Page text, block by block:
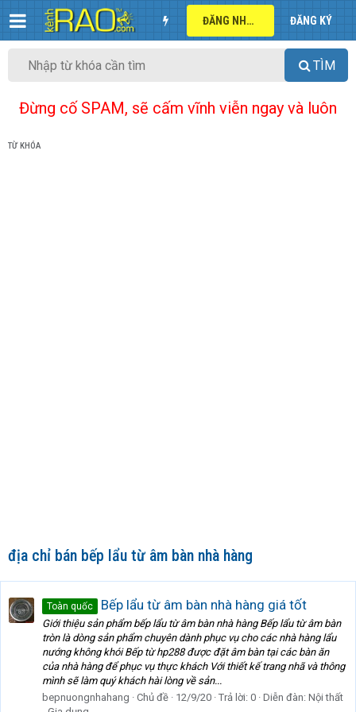
ĐĂNG NHẬP ĐĂNG KÝ
TÌM
Đừng cố SPAM, sẽ cấm vĩnh viễn ngay và luôn
TỪ KHÓA
địa chỉ bán bếp lẩu từ âm bàn nhà hàng
Toàn quốc Bếp lẩu từ âm bàn nhà hàng giá tốt
Giới thiệu sản phẩm bếp lẩu từ âm bàn nhà hàng Bếp lẩu từ âm bàn
tròn là dòng sản phẩm chuyên dành phục vụ cho các nhà hàng lẩu
nướng không khói Bếp từ hp288 được đặt âm bàn tại các bàn ăn
của nhà hàng để phục vụ thực khách Với thiết kế trang nhã và thông
mình sẽ làm quý khách hài lòng về sản...
bepnuongnhahang
Chủ đề 12/9/20 Trả lời: 0 Diễn đàn: Nội thất